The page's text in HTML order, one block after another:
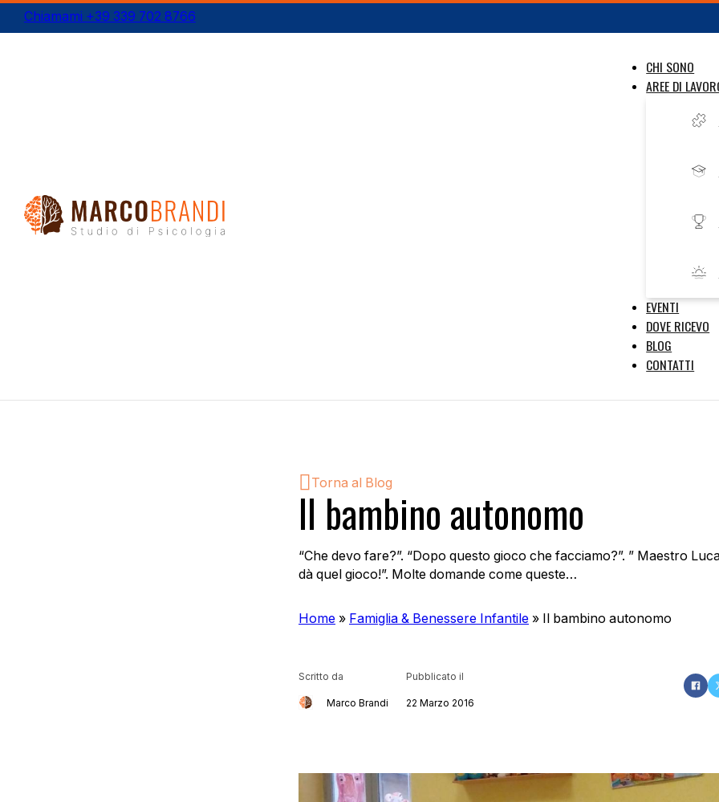
Chiamami +39 339 702 8766
CHI SONO
AREE DI
EVENTI
DOVE RICEVO
BLOG
CONTATTI
Il bambino autonomo
“Che devo fare?”. “Dopo questo gioco che facciamo?”. ” Maestro
dà quel gioco!”. Molte domande come queste…
Home » Famiglia & Benessere Infantile » Il bambino autonomo
Scritto da
Marco Brandi
Pubblicato il
22 Marzo 2016
Torna al Blog